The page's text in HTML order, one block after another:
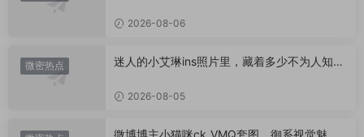
2026-08-06
微密热点
迷人的小艾琳ins照片里，藏着多少不为人知的
2026-08-05
微博博主小猫咪ck_VMQ套图，御系视觉魅力